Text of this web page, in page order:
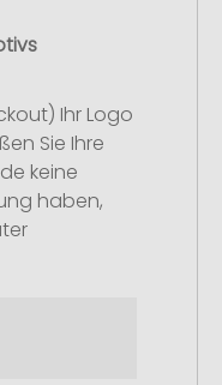
Ihr Logo
Sie Ihre
keine
haben,